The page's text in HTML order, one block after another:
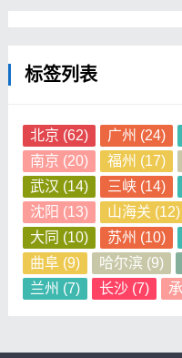
标签列表
北京 (62) 广州 (24)
南京 (20) 福州 (17)
武汉 (14) 三峡(14)
沈阳 (13) 山海关 (12)
大同 (10) 苏州 (10)
曲阜(9) 哈尔滨 (9)
兰州 (7) 长沙(7)